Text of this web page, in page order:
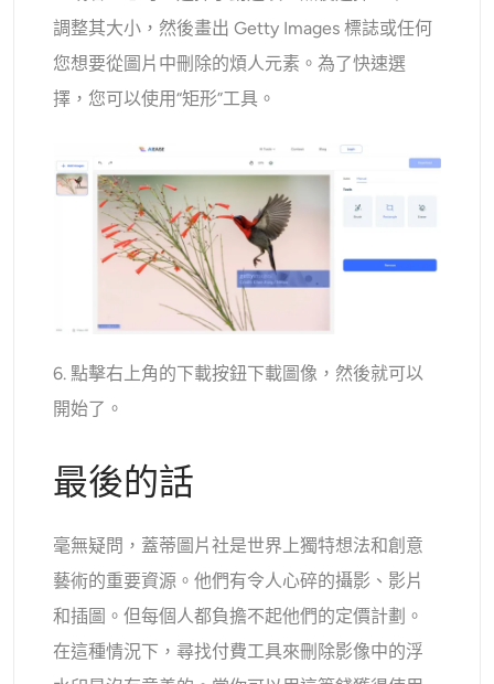
調整其大小，然後畫出 Getty Images 標誌或任何
您想要從圖片中刪除的煩人元素。為了快速選
擇，您可以使用“矩形”工具。
6. 點擊右上角的下載按鈕下載圖像，然後就可以
開始了。
最後的話
毫無疑問，蓋蒂圖片社是世界上獨特想法和創意
藝術的重要資源。他們有令人心碎的攝影、影片
和插圖。但每個人都負擔不起他們的定價計劃。
在這種情況下，尋找付費工具來刪除影像中的浮